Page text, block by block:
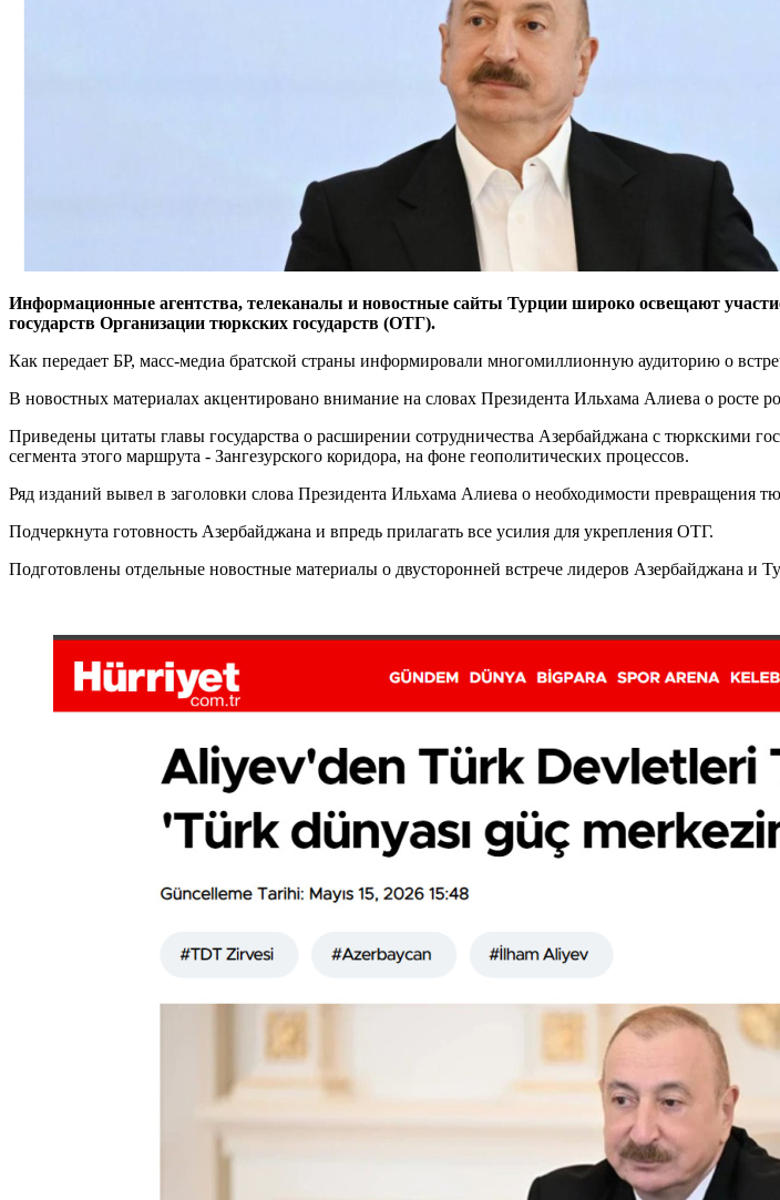
Информационные агентства, телеканалы и новостные сайты Турции широко освещают
государств Организации тюркских государств (ОТГ).
Как передает БР, масс-медиа братской страны информировали многомиллионную аудиторию о
В новостных материалах акцентировано внимание на словах Президента Ильхама Алиева о росте
Приведены цитаты главы государства о расширении сотрудничества Азербайджана с тюркскими
сегмента этого маршрута - Зангезурского коридора, на фоне геополитических процессов.
Ряд изданий вывел в заголовки слова Президента Ильхама Алиева о необходимости превращения
Подчеркнута готовность Азербайджана и впредь прилагать все усилия для укрепления ОТГ.
Подготовлены отдельные новостные материалы о двусторонней встрече лидеров Азербайджана и